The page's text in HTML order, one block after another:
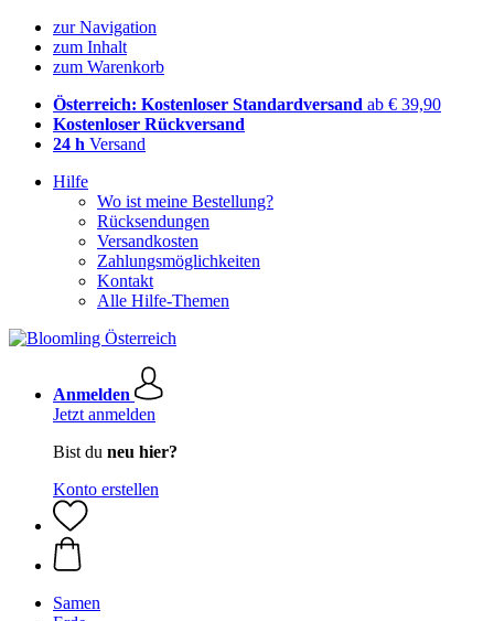
zur Navigation
zum Inhalt
zum Warenkorb
Österreich: Kostenloser Standardversand ab € 39,90
Kostenloser Rückversand
24 h Versand
Hilfe
Wo ist meine Bestellung?
Rücksendungen
Versandkosten
Zahlungsmöglichkeiten
Kontakt
Alle Hilfe-Themen
Anmelden
Jetzt anmelden
Bist du neu hier?
Konto erstellen
Samen